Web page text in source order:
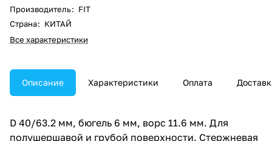
Производитель: FIT
Страна: КИТАЙ
Все характеристики
Описание Характеристики Оплата
D 40/63.2 мм, бюгель 6 мм, ворс 11.6 мм. Для
полушершавой и грубой поверхности. Стержневая